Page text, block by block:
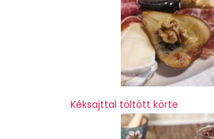
Kéksajttal töltött körte